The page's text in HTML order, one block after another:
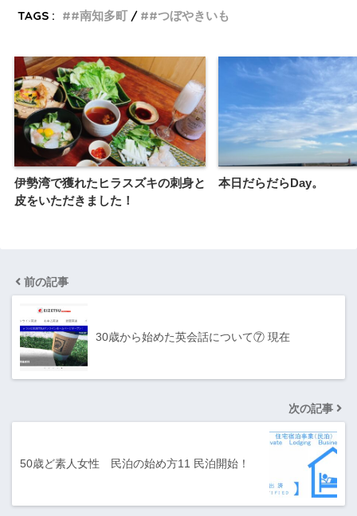
TAGS :
#南知多町 #つぼやきいも
伊勢湾で獲れたヒラスズキの刺身と
皮をいただきました！
本日だらだらDay。
前の記事
30歳から始めた英会話について⑦ 現在
次の記事
50歳ど素人女性 民泊の始め方11 民泊開始！